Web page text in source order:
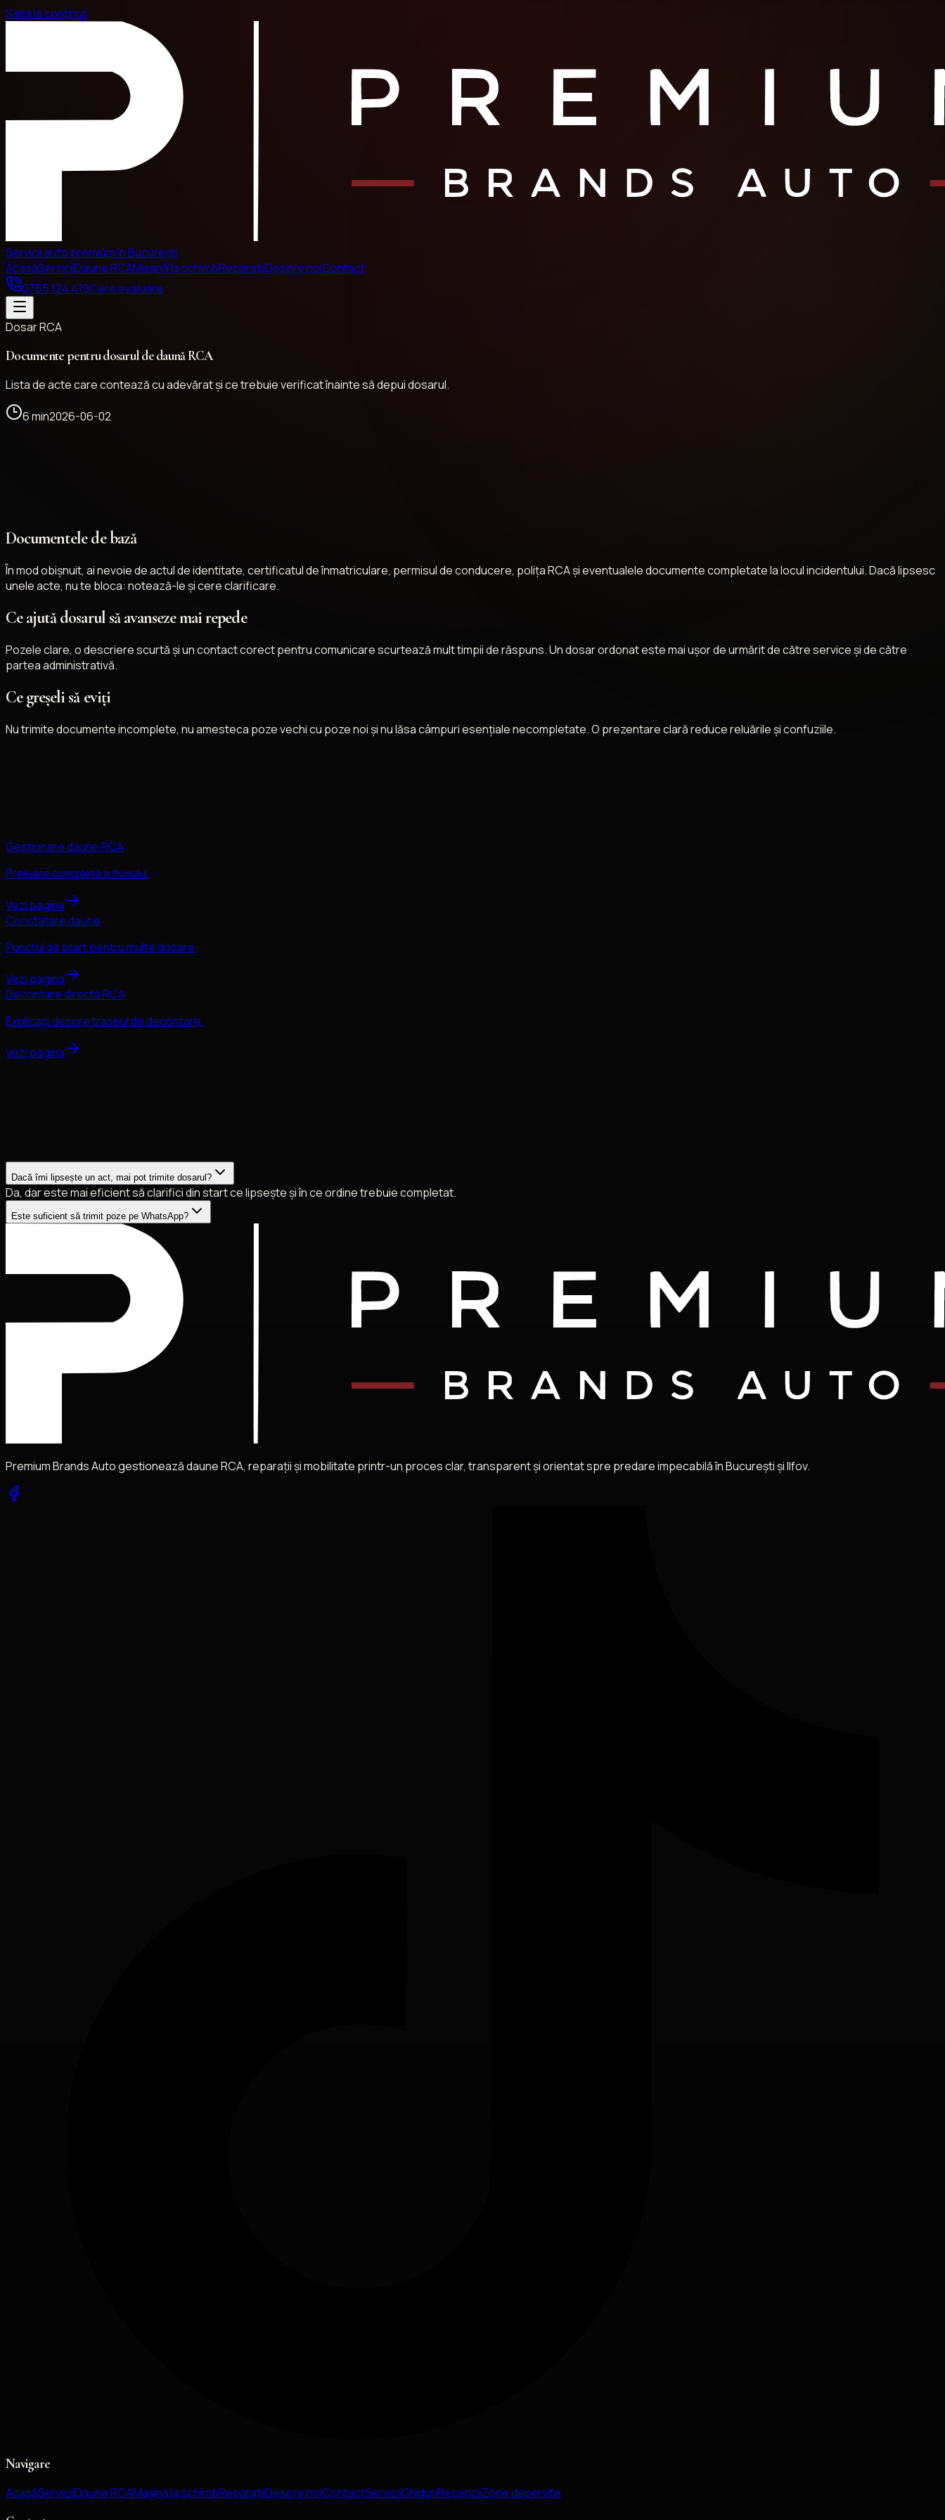
Saltă la conținut
Servicii auto premium în București
AcasăServiciiDaune RCAMașină la schimbReparațiiDespre noiContact
0765 124 419Cere evaluare
Dosar RCA
Documente pentru dosarul de daună RCA
Lista de acte care contează cu adevărat și ce trebuie verificat înainte să depui dosarul.
6 min2026-06-02
Documentele de bază
În mod obișnuit, ai nevoie de actul de identitate, certificatul de înmatriculare, permisul de conducere, polița RCA și eventualele documente completate la locul incidentului. Dacă lipsesc
unele acte, nu te bloca: notează-le și cere clarificare.
Ce ajută dosarul să avanseze mai repede
Pozele clare, o descriere scurtă și un contact corect pentru comunicare scurtează mult timpii de răspuns. Un dosar ordonat este mai ușor de urmărit de către service și de către
partea administrativă.
Ce greșeli să eviți
Nu trimite documente incomplete, nu amesteca poze vechi cu poze noi și nu lăsa câmpuri esențiale necompletate. O prezentare clară reduce reluările și confuziile.
Gestionare daune RCA
Preluare completă a fluxului.
Vezi pagina
Constatare daune
Punctul de start pentru multe dosare.
Vezi pagina
Decontare directă RCA
Explicații despre traseul de decontare.
Vezi pagina
Dacă îmi lipsește un act, mai pot trimite dosarul?
Da, dar este mai eficient să clarifici din start ce lipsește și în ce ordine trebuie completat.
Este suficient să trimit poze pe WhatsApp?
Premium Brands Auto gestionează daune RCA, reparații și mobilitate printr-un proces clar, transparent și orientat spre predare impecabilă în București și Ilfov.
Navigare
AcasăServiciiDaune RCAMașină la schimbReparațiiDespre noiContactServiciiGhiduriRecenziiZone deservite